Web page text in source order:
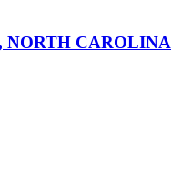
NORTH CAROLINA